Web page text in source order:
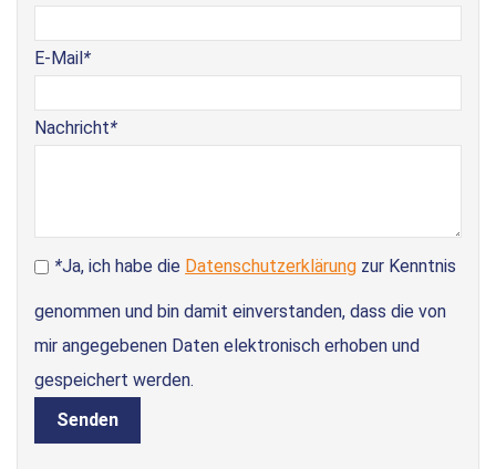
E-Mail*
Nachricht*
*Ja, ich habe die Datenschutzerklärung zur Kenntnis
genommen und bin damit einverstanden, dass die von
mir angegebenen Daten elektronisch erhoben und
gespeichert werden.
Senden